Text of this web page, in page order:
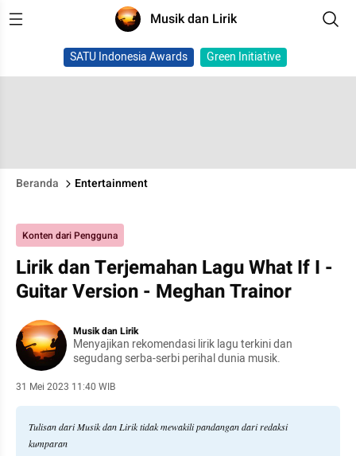
Musik dan Lirik
SATU Indonesia Awards Green Initiative
Beranda Entertainment
Konten dari Pengguna
Lirik dan Terjemahan Lagu What If I -
Guitar Version - Meghan Trainor
Musik dan Lirik
Menyajikan rekomendasi lirik lagu terkini dan
segudang serba-serbi perihal dunia musik.
31 Mei 2023 11:40 WIB
Tulisan dari Musik dan Lirik tidak mewakili pandangan dari redaksi
kumparan